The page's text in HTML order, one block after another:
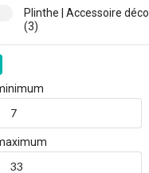
Plinthe | Accessoire déco
(3)